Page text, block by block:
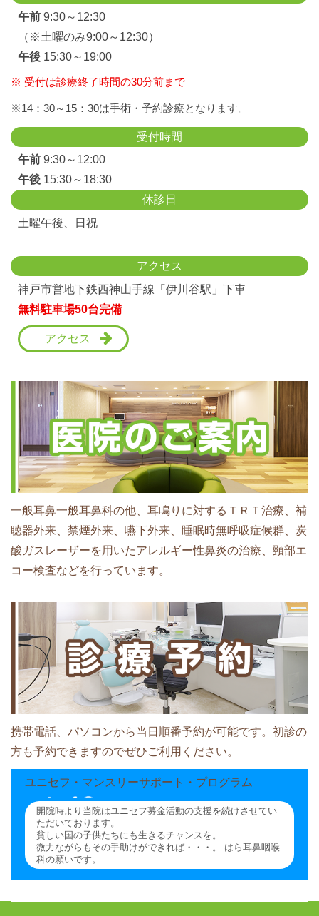
午前 9:30～12:30
（※土曜のみ9:00～12:30）
午後 15:30～19:00
※ 受付は診療終了時間の30分前まで
※14：30～15：30は手術・予約診療となります。
受付時間
午前 9:30～12:00
午後 15:30～18:30
休診日
土曜午後、日祝
アクセス
神戸市営地下鉄西神山手線「伊川谷駅」下車
無料駐車場50台完備
アクセス
一般耳鼻一般耳鼻科の他、耳鳴りに対するＴＲＴ治療、補
聴器外来、禁煙外来、嚥下外来、睡眠時無呼吸症候群、炭
酸ガスレーザーを用いたアレルギー性鼻炎の治療、頸部エ
コー検査などを行っています。
携帯電話、パソコンから当日順番予約が可能です。初診の
方も予約できますのでぜひご利用ください。
ユニセフ・マンスリーサポート・プログラム
開院時より当院はユニセフ募金活動の支援を続けさせてい
ただいております。
貧しい国の子供たちにも生きるチャンスを。
微力ながらもその手助けができれば・・・。 はら耳鼻咽喉
科の願いです。